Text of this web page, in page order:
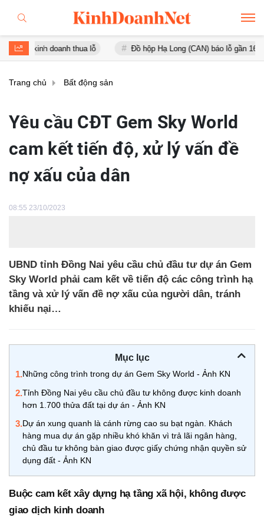
thua lỗ Đồ hộp Hạ Long (CAN) báo lỗ gần 16 tỷ đồng, tài
Trang chủ Bất động sản
Yêu cầu CĐT Gem Sky World
cam kết tiến độ, xử lý vấn đề
nợ xấu của dân
08:55 23/10/2023
UBND tỉnh Đồng Nai yêu cầu chủ đầu tư dự án Gem
Sky World phải cam kết về tiến độ các công trình hạ
tầng và xử lý vấn đề nợ xấu của người dân, tránh
khiếu nại…
Mục lục
1.Những công trình trong dự án Gem Sky World - Ảnh KN
2.Tỉnh Đồng Nai yêu cầu chủ đầu tư không được kinh doanh
hơn 1.700 thửa đất tại dự án - Ảnh KN
3.Dự án xung quanh là cánh rừng cao su bạt ngàn. Khách
hàng mua dự án gặp nhiều khó khăn vì trả lãi ngân hàng,
chủ đầu tư không bàn giao được giấy chứng nhận quyền sử
dụng đất - Ảnh KN
Buộc cam kết xây dựng hạ tầng xã hội, không được
giao dịch kinh doanh